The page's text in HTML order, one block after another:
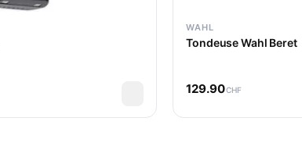
WAHL
Tondeuse Wahl Beret
129.90CHF